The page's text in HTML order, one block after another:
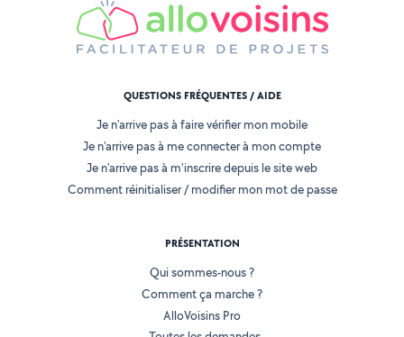
QUESTIONS FRÉQUENTES / AIDE
Je n'arrive pas à faire vérifier mon mobile
Je n'arrive pas à me connecter à mon compte
Je n'arrive pas à m'inscrire depuis le site web
Comment réinitialiser / modifier mon mot de passe
PRÉSENTATION
Qui sommes-nous ?
Comment ça marche ?
AlloVoisins Pro